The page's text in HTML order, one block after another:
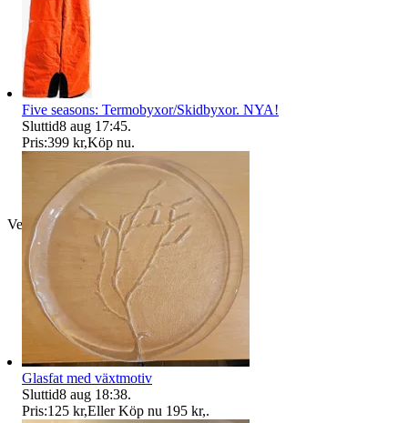
Verifierad
Five seasons: Termobyxor/Skidbyxor. NYA!
Sluttid8 aug 17:45.
Pris:399 kr,Köp nu.
Glasfat med växtmotiv
Sluttid8 aug 18:38.
Pris:125 kr,Eller Köp nu 195 kr,.